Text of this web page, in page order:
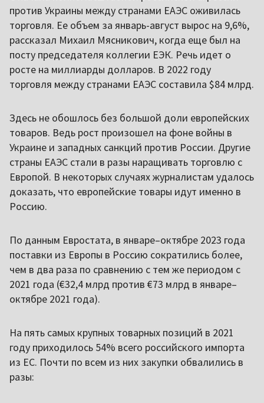
против Украины между странами ЕАЭС оживилась
торговля. Ее объем за январь-август вырос на 9,6%,
рассказал Михаил Мясникович, когда еще был на
посту председателя коллегии ЕЭК. Речь идет о
росте на миллиарды долларов. В 2022 году
торговля между странами ЕАЭС составила $84 млрд.
Здесь не обошлось без большой доли европейских
товаров. Ведь рост произошел на фоне войны в
Украине и западных санкций против России. Другие
страны ЕАЭС стали в разы наращивать торговлю с
Европой. В некоторых случаях журналистам удалось
доказать, что европейские товары идут именно в
Россию.
По данным Евростата, в январе–октябре 2023 года
поставки из Европы в Россию сократились более,
чем в два раза по сравнению с тем же периодом с
2021 года (€32,4 млрд против €73 млрд в январе–
октябре 2021 года).
На пять самых крупных товарных позиций в 2021
году приходилось 54% всего российского импорта
из ЕС. Почти по всем из них закупки обвалились в
разы: